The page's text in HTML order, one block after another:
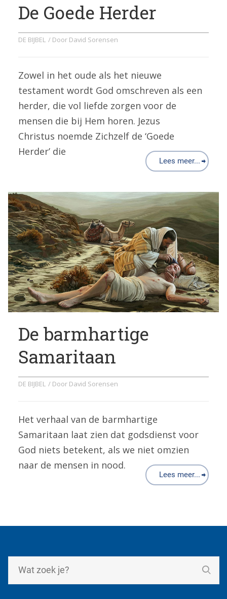
De Goede Herder
DE BIJBEL / Door David Sorensen
Zowel in het oude als het nieuwe
testament wordt God omschreven als een
herder, die vol liefde zorgen voor de
mensen die bij Hem horen. Jezus
Christus noemde Zichzelf de ‘Goede
Herder’ die
Lees meer...
De barmhartige
Samaritaan
DE BIJBEL / Door David Sorensen
Het verhaal van de barmhartige
Samaritaan laat zien dat godsdienst voor
God niets betekent, als we niet omzien
naar de mensen in nood.
Lees meer...